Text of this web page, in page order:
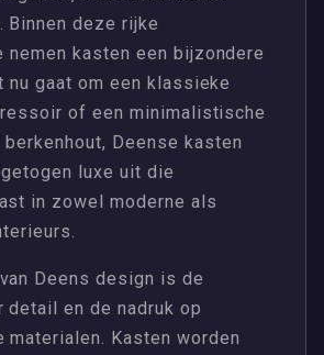
Binnen deze rijke
kasten een bijzondere
nu gaat om een klassieke
of een minimalistische
Deense kasten
luxe uit die
in zowel moderne als
Deens design is de
detail en de nadruk op
materialen. Kasten worden